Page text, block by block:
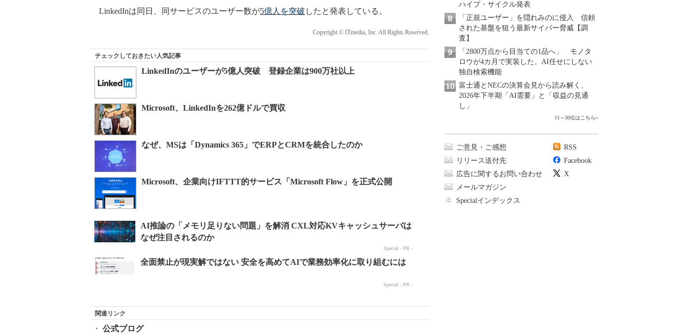
LinkedInは同日、同サービスのユーザー数が5億人を突破 したと発表している。
Copyright © ITmedia, Inc. All Rights Reserved.
チェックしておきたい人気記事
LinkedInのユーザーが5億人突破 登録企業は900万社以上
Microsoft、LinkedInを262億ドルで買収
なぜ、MSは「Dynamics 365」でERPとCRMを統合したのか
Microsoft、企業向けIFTTT的サービス「Microsoft Flow」を正式公開
関連リンク
公式ブログ
ハイプ・サイクル発表
「正規ユーザー」を隠れみのに侵入 信頼
された基盤を狙う最新サイバー脅威【調
査】
「2800万点から目当ての1品へ」 モノタ
ロウが4カ月で実装した、AI任せにしない
独自検索機能
富士通とNECの決算会見から読み解く、
2026年下半期「AI需要」と「収益の見通
し」
11～30位はこちら»
ご意見・ご感想
リリース送付先
広告に関するお問い合わせ
メールマガジン
Specialインデックス
RSS
Facebook
X